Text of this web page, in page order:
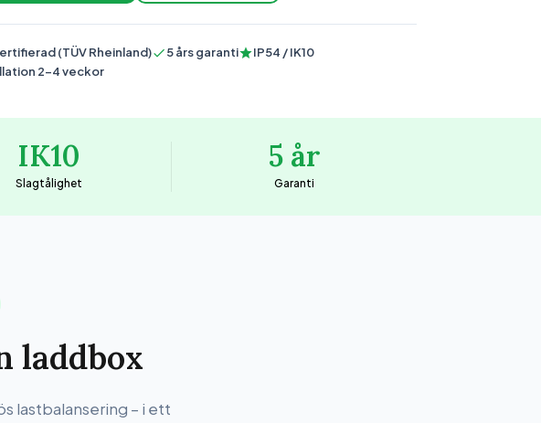
(TÜV Rheinland) 5 års garanti
IP54 / IK10
2–4 veckor
IK10
Slagtålighet
5 år
Garanti
laddbox
lastbalansering – i ett